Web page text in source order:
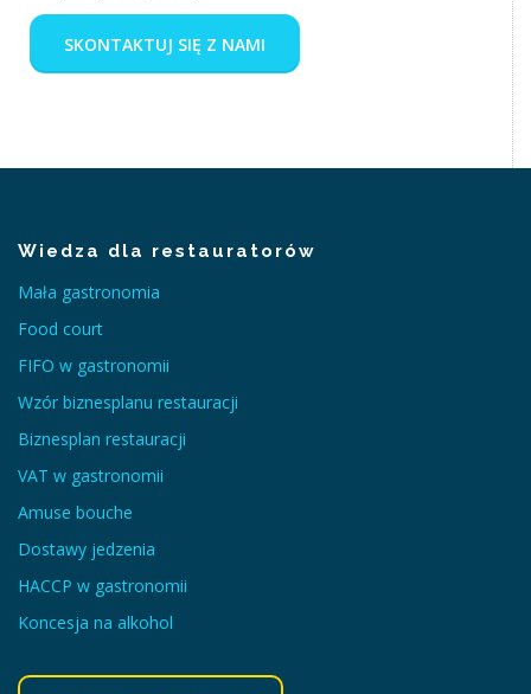
SKONTAKTUJ SIĘ Z NAMI
Wiedza dla restauratorów
Mała gastronomia
Food court
FIFO w gastronomii
Wzór biznesplanu restauracji
Biznesplan restauracji
VAT w gastronomii
Amuse bouche
Dostawy jedzenia
HACCP w gastronomii
Koncesja na alkohol